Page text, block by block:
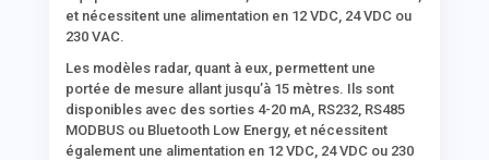
et nécessitent une alimentation en 12 VDC, 24 VDC ou
230 VAC.
Les modèles radar, quant à eux, permettent une
portée de mesure allant jusqu’à 15 mètres. Ils sont
disponibles avec des sorties 4-20 mA, RS232, RS485
MODBUS ou Bluetooth Low Energy, et nécessitent
également une alimentation en 12 VDC, 24 VDC ou 230